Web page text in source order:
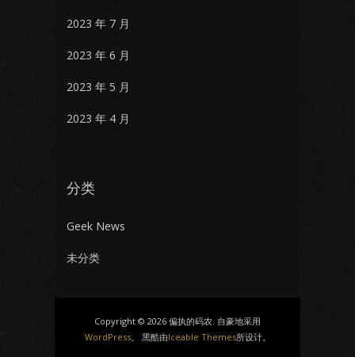
2023 年 7 月
2023 年 6 月
2023 年 5 月
2023 年 4 月
分类
Geek News
未分类
Copyright © 2026 偏执的码农. 自豪地采用
WordPress。 黑酷由Iceable Themes所设计。